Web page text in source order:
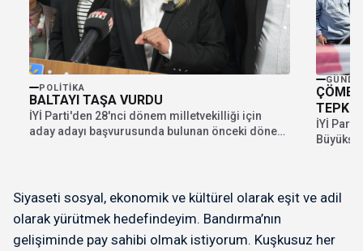
POLITIKA
BALTAYI TAŞA VURDU
İYİ Parti'den 28'nci dönem milletvekilliği için
aday adayı başvurusunda bulunan önceki dönem
TEPKİ!
İYİ Parti
Siyaseti sosyal, ekonomik ve kültürel olarak eşit ve adil
olarak yürütmek hedefindeyim. Bandırma’nın
gelişiminde pay sahibi olmak istiyorum. Kuşkusuz her